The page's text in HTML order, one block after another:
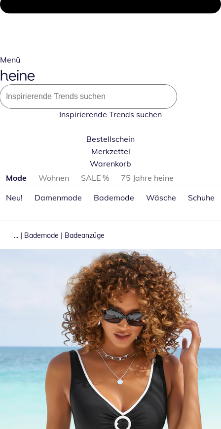
Menü
Inspirierende Trends suchen
Bestellschein
Merkzettel
Warenkorb
Produktkategorien überspringen
Mode Wohnen SALE %
75 Jahre heine
Neu!
Damenmode Bademode Wäsche Schuhe
... | Bademode | Badeanzüge